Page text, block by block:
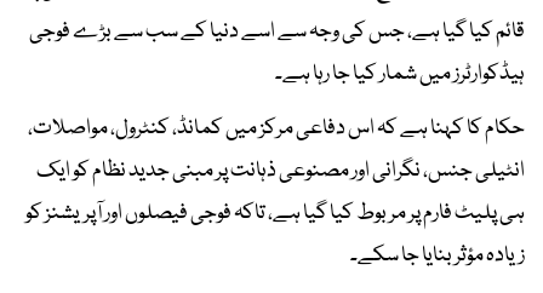
قائم کیا گیا ہے، جس کی وجہ سے اسے دنیا کے سب سے بڑے فوجی
ہیڈکوارٹرز میں شمار کیا جا رہا ہے۔
حکام کا کہنا ہے کہ اس دفاعی مرکز میں کمانڈ، کنٹرول، مواصلات،
انٹیلی جنس، نگرانی اور مصنوعی ذہانت پر مبنی جدید نظام کو ایک
ہی پلیٹ فارم پر مربوط کیا گیا ہے، تاکہ فوجی فیصلوں اور آپریشنز کو
زیادہ مؤثر بنایا جا سکے۔